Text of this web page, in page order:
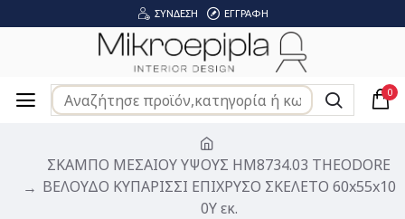
ΣΎΝΔΕΣΗ ΕΓΓΡΑΦΉ
0
ΣΚΑΜΠΟ ΜΕΣΑΙΟΥ ΥΨΟΥΣ HM8734.03 THEODORE
ΒΕΛΟΥΔΟ ΚΥΠΑΡΙΣΣΙ ΕΠΙΧΡΥΣΟ ΣΚΕΛΕΤΟ 60x55x10
0Y εκ.